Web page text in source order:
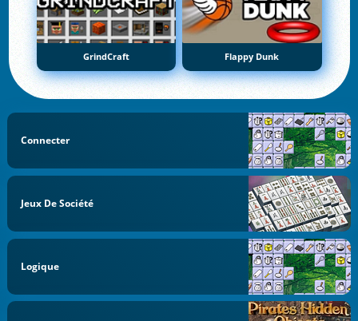
GrindCraft Flappy Dunk
Connecter
Jeux De Société
Logique